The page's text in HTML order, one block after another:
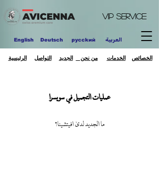
العربية English Deutsch pycckий
VIP Service
الخصائص الخدمات من نحن الجديد التواصل الرئيسية
عمليات التجميل في سويسرا
ما الجديد لدى افيتشينا؟